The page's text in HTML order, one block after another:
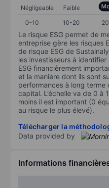
Négligeable Faible
0-10
10-20
Le risque ESG permet de
entreprise gère les risques
de risque ESG de
les investisseurs à
ESG financièrement
et la manière dont ils sont
performances à long terme
capital. L’échelle va de 0 à
moins il est important (0
au risque le plus élevé).
Télécharger la
Data provided by
Informations